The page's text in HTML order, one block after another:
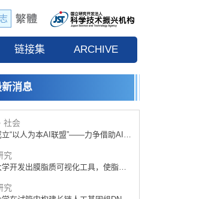
链接集 ARCHIVE
消息
费增设国际共同研究强化新类别，
研究人员赴海外开展研究
子计算机
究
亿年仅误差1秒的光晶格钟，构建
打造为下一代社会基础设施
社会
立“以人为本AI联盟”——力争借助AI拓
究
开发出膜脂质可视化工具，使脂质
究